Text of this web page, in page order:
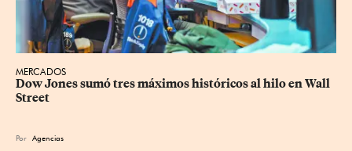
MERCADOS
Dow Jones sumó tres máximos históricos al hilo en Wall
Street
Por Agencias